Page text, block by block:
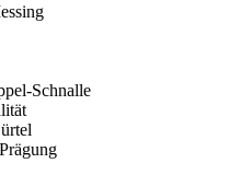
Schnalle